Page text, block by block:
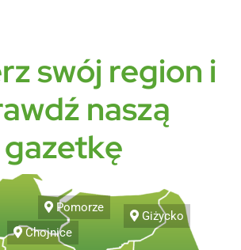
swój region i
naszą
gazetkę
Pomorze
Giżycko
Chojnice